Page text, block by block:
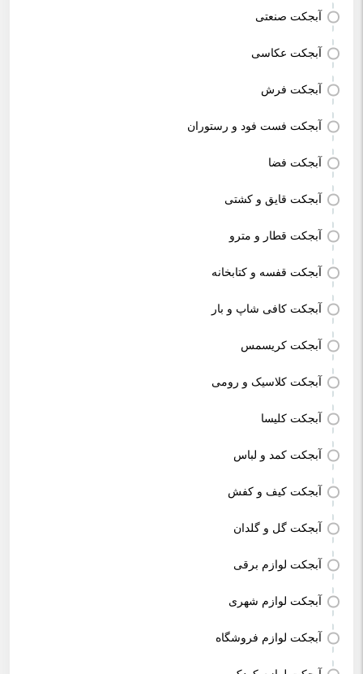
آبجکت صنعتی
آبجکت عکاسی
آبجکت فرش
آبجکت فست فود و رستوران
آبجکت فضا
آبجکت قایق و کشتی
آبجکت قطار و مترو
آبجکت قفسه و کتابخانه
آبجکت کافی شاپ و بار
آبجکت کریسمس
آبجکت کلاسیک و رومی
آبجکت کلیسا
آبجکت کمد و لباس
آبجکت کیف و کفش
آبجکت گل و گلدان
آبجکت لوازم برقی
آبجکت لوازم شهری
آبجکت لوازم فروشگاه